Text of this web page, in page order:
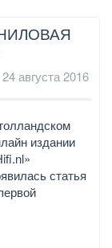
24 августа 2016
издании
статья